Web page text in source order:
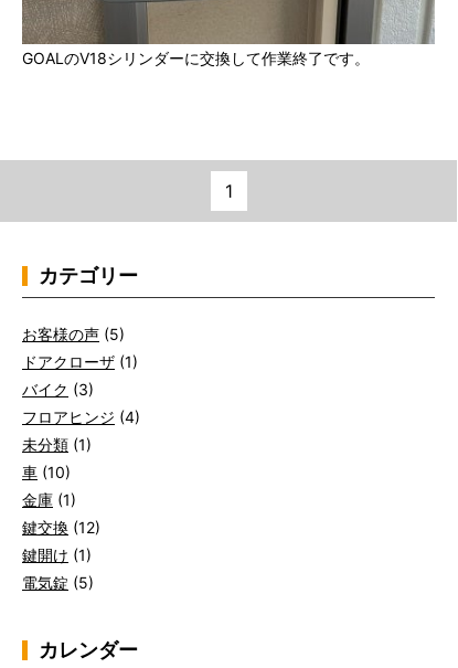
GOALのV18シリンダーに交換して作業終了です。
1
カテゴリー
お客様の声 (5)
ドアクローザ (1)
バイク (3)
フロアヒンジ (4)
未分類 (1)
車 (10)
金庫 (1)
鍵交換 (12)
鍵開け (1)
電気錠 (5)
カレンダー